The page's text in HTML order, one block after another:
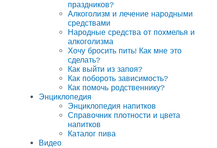
праздников?
Алкоголизм и лечение народными
средствами
Народные средства от похмелья и
алкоголизма
Хочу бросить пить! Как мне это
сделать?
Как выйти из запоя?
Как побороть зависимость?
Как помочь родственнику?
Энциклопедия
Энциклопедия напитков
Справочник плотности и цвета
напитков
Каталог пива
Видео